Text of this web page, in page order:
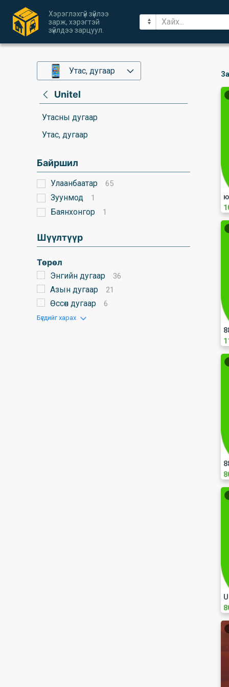
Хэрэглэхгүй зүйлээ
зарж, хэрэгтэй
зүйлдээ зарцуул.
Утас, дугаар
Unitel
Утасны дугаар
Утас, дугаар
Байршил
Улаанбаатар 65
Зуунмод 1
Баянхонгор 1
Шүүлтүүр
Төрөл
Энгийн дугаар 36
Азын дугаар 21
Өссөн дугаар 6
Бүгдийг харах